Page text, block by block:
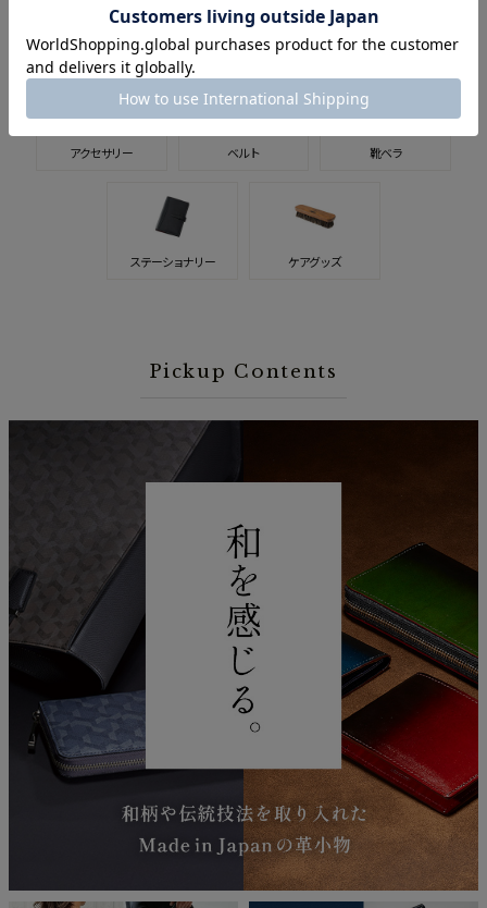
スマートウォッチ関連
ウォッチバンド キーケース
アクセサリー ベルト 靴ベラ
ステーショナリー ケアグッズ
Pickup Contents